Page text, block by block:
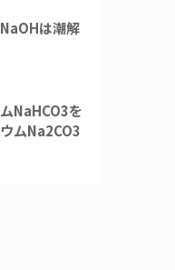
は潮解
NaHCO3を
ムNa2CO3